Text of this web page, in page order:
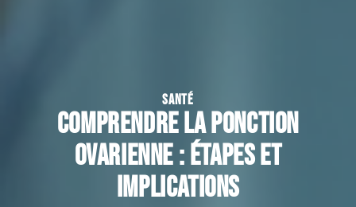
SANTÉ
Comprendre la ponction
ovarienne : étapes et
implications